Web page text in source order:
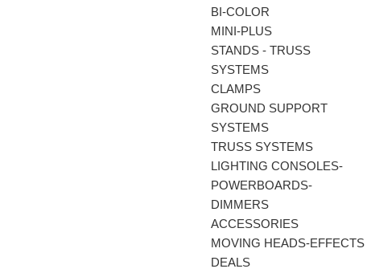
BI-COLΟR
MINI-PLUS
STANDS - TRUSS
SYSTEMS
CLAMPS
GROUND SUPPORT
SYSTEMS
TRUSS SYSTEMS
LIGHTING CONSOLES-
POWERBOARDS-
DIMMERS
ACCESSORIES
MOVING HEADS-EFFECTS
DEALS